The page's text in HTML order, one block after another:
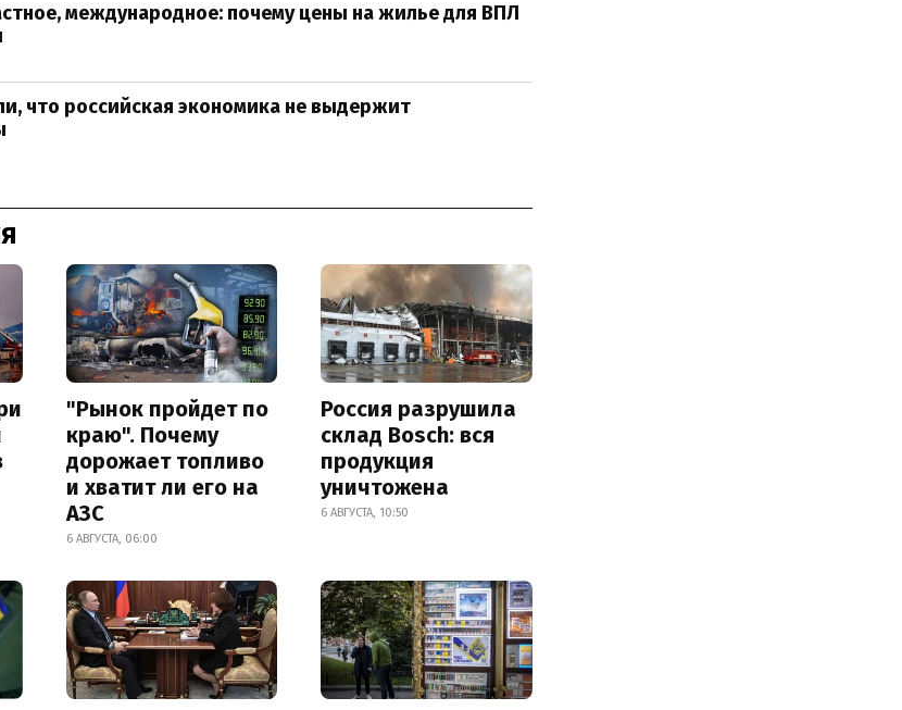
международное: почему цены на жилье для ВПЛ
что российская экономика не выдержит
"Рынок пройдет по
краю". Почему
дорожает топливо
и хватит ли его на
АЗС
6 АВГУСТА, 06:00
Россия разрушила
склад Bosch: вся
продукция
уничтожена
6 АВГУСТА, 10:50